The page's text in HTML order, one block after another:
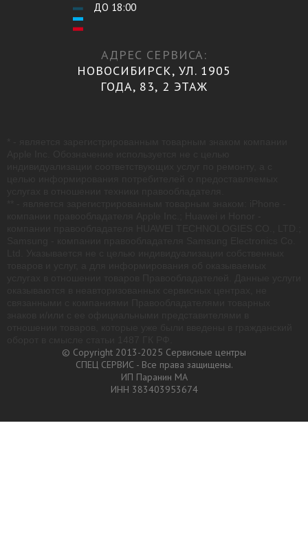
ДО 18:00
АДРЕС СЕРВИСА:
НОВОСИБИРСК, УЛ. 1905
ГОДА, 83, 2 ЭТАЖ
© Copyright 2013-2025 Сервисные центры
СПЕЦ СЕРВИС - Все права защищены.
ИП Паранин МА
ИНН 383403953674